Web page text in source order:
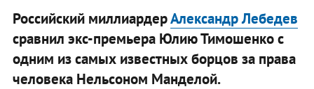
Российский миллиардерАлександр Лебедев
сравнил экс-премьера Юлию Тимошенко с
одним из самых известных борцов за права
человека Нельсоном Манделой.